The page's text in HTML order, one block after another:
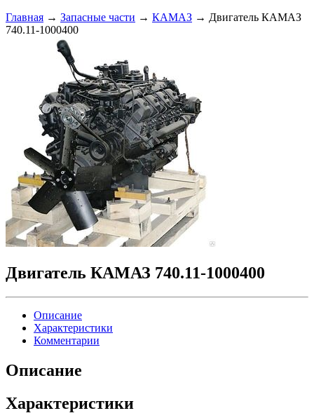
Главная → Запасные части → КАМАЗ → Двигатель КАМАЗ
740.11-1000400
Двигатель КАМАЗ 740.11-1000400
Описание
Характеристики
Комментарии
Описание
Характеристики